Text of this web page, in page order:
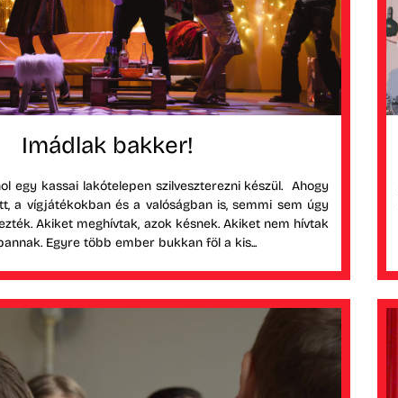
Imádlak bakker!
egy kassai lakótelepen szilveszterezni készül. Ahogy
a vígjátékokban és a valóságban is, semmi sem úgy
Akiket meghívtak, azok késnek. Akiket nem hívtak
Egyre több ember bukkan föl a kis...